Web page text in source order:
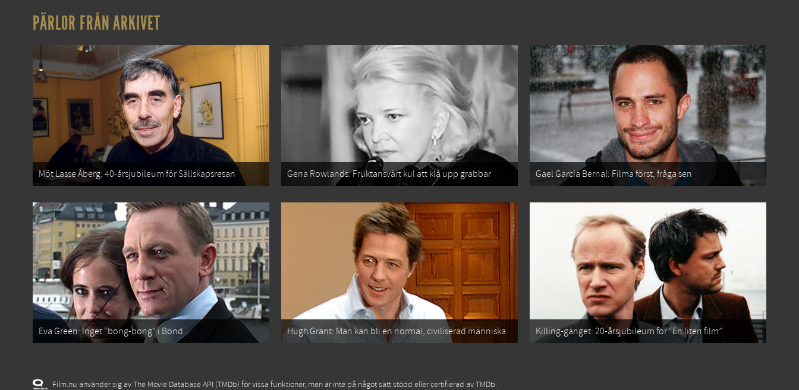
PÄRLOR FRÅN ARKIVET
Möt Lasse Åberg: 40-årsjubileum för Sällskapsresan Gena Rowlands: Fruktansvärt kul att klå upp grabbar Gael García Bernal: Filma först, fråga sen
Eva Green: Inget “bong-bong” i Bond Hugh Grant: Man kan bli en normal, civiliserad människa Killing-gänget: 20-årsjubileum för “En liten film”
Film.nu använder sig av The Movie Database API (TMDb) för vissa funktioner, men är inte på något sätt stödd eller certifierad av TMDb.